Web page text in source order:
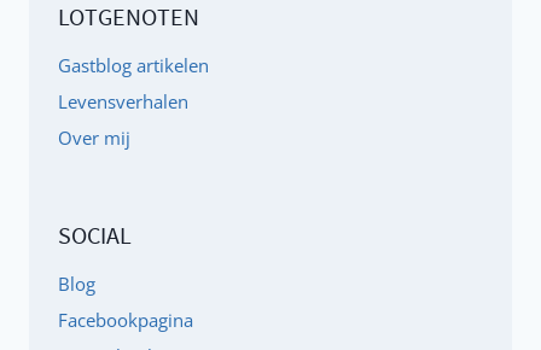
LOTGENOTEN
Gastblog artikelen
Levensverhalen
Over mij
SOCIAL
Blog
Facebookpagina